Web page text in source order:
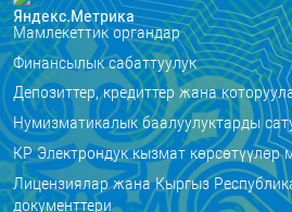
Мамлекеттик органдар
Финансылык сабаттуулук
Депозиттер, кредиттер жана
Нумизматикалык баалуулуктарды
КР Электрондук кызмат көрсөтүүлөр
Лицензиялар жана Кыргыз
документтери